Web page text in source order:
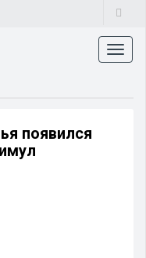
появился